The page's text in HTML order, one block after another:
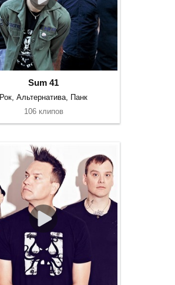
Sum 41
Рок, Альтернатива, Панк
106 клипов